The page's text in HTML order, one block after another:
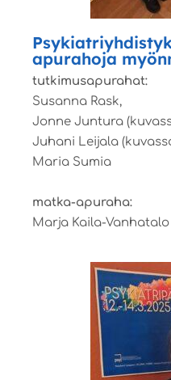
apurahoja
tutkimusapurahat:
Susanna Rask,
Jonne Juntura
Juhani Leijala
Maria Sumia
matka-apuraha:
Marja Kaila-